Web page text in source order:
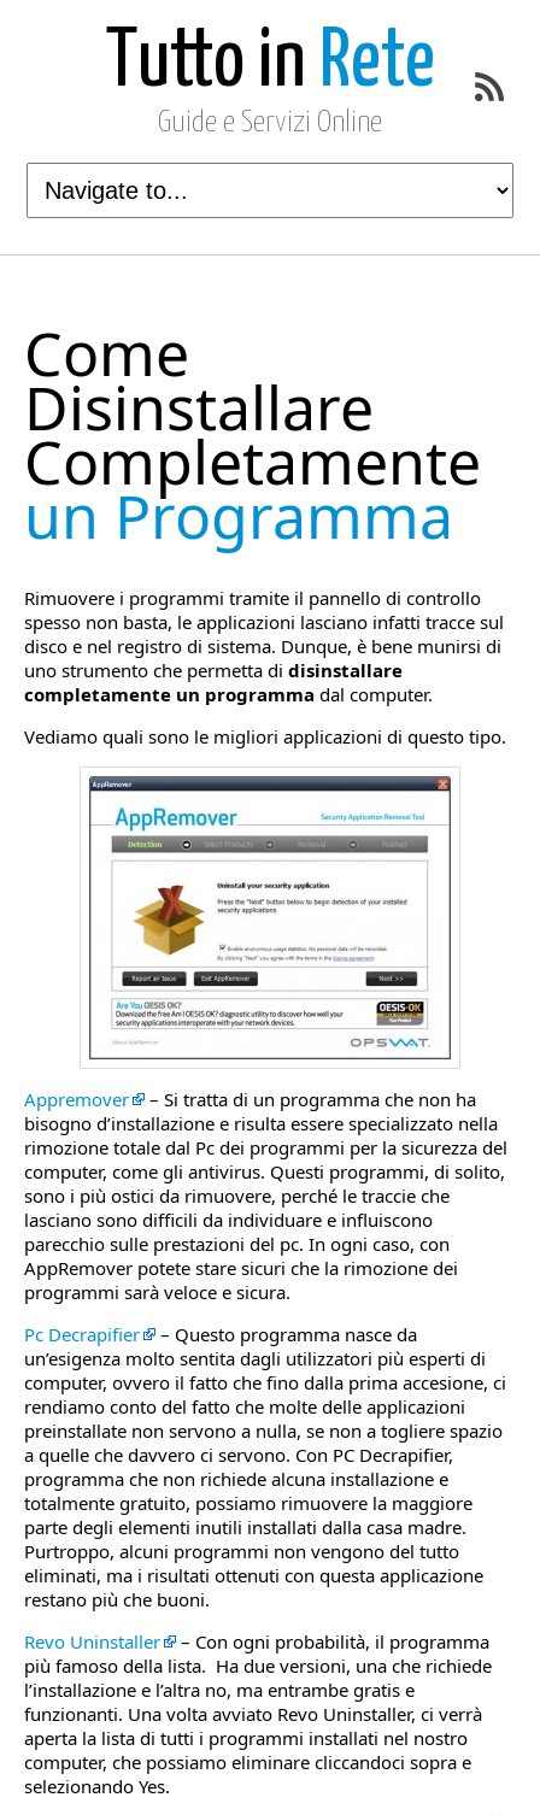
Tutto in Rete
Guide e Servizi Online
Come
Disinstallare
Completamente
un Programma
Rimuovere i programmi tramite il pannello di controllo
spesso non basta, le applicazioni lasciano infatti tracce sul
disco e nel registro di sistema. Dunque, è bene munirsi di
uno strumento che permetta di disinstallare
completamente un programma dal computer.
Vediamo quali sono le migliori applicazioni di questo tipo.
Appremover
– Si tratta di un programma che non ha
bisogno d’installazione e risulta essere specializzato nella
rimozione totale dal Pc dei programmi per la sicurezza del
computer, come gli antivirus. Questi programmi, di solito,
sono i più ostici da rimuovere, perché le traccie che
lasciano sono difficili da individuare e influiscono
parecchio sulle prestazioni del pc. In ogni caso, con
AppRemover potete stare sicuri che la rimozione dei
programmi sarà veloce e sicura.
Pc Decrapifier
– Questo programma nasce da
un’esigenza molto sentita dagli utilizzatori più esperti di
computer, ovvero il fatto che fino dalla prima accesione, ci
rendiamo conto del fatto che molte delle applicazioni
preinstallate non servono a nulla, se non a togliere spazio
a quelle che davvero ci servono. Con PC Decrapifier,
programma che non richiede alcuna installazione e
totalmente gratuito, possiamo rimuovere la maggiore
parte degli elementi inutili installati dalla casa madre.
Purtroppo, alcuni programmi non vengono del tutto
eliminati, ma i risultati ottenuti con questa applicazione
restano più che buoni.
Revo Uninstaller
– Con ogni probabilità, il programma
più famoso della lista. Ha due versioni, una che richiede
l’installazione e l’altra no, ma entrambe gratis e
funzionanti. Una volta avviato Revo Uninstaller, ci verrà
aperta la lista di tutti i programmi installati nel nostro
computer, che possiamo eliminare cliccandoci sopra e
selezionando Yes.